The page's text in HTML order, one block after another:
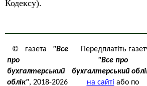
Кодексу).
© газета "Все
про
бухгалтерський
облік", 2018-2026
Передплатіть
"Все про
бухгалтерський
на сайті або по